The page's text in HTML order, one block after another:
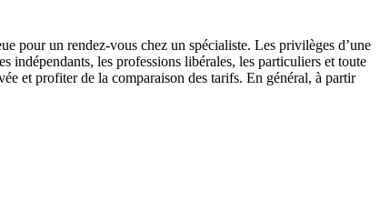
pour un rendez-vous chez un spécialiste. Les privilèges d’une
indépendants, les professions libérales, les particuliers et toute
et profiter de la comparaison des tarifs. En général, à partir